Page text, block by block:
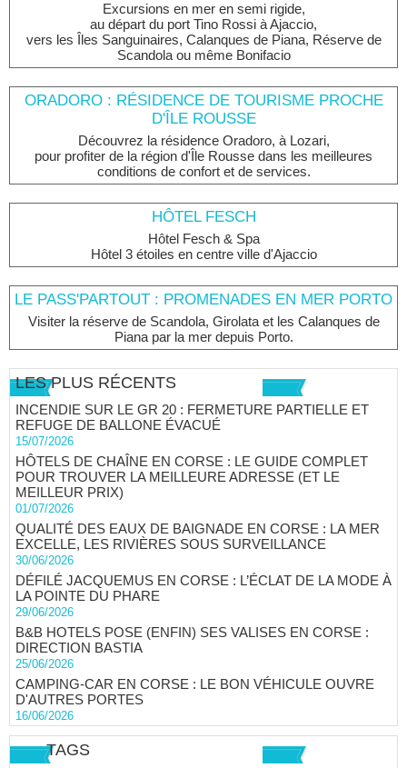
Excursions en mer en semi rigide,
au départ du port Tino Rossi à Ajaccio,
vers les Îles Sanguinaires, Calanques de Piana, Réserve de
Scandola ou même Bonifacio
ORADORO : RÉSIDENCE DE TOURISME PROCHE
D'ÎLE ROUSSE
Découvrez la résidence Oradoro, à Lozari,
pour profiter de la région d'Île Rousse dans les meilleures
conditions de confort et de services.
HÔTEL FESCH
Hôtel Fesch & Spa
Hôtel 3 étoiles en centre ville d'Ajaccio
LE PASS'PARTOUT : PROMENADES EN MER PORTO
Visiter la réserve de Scandola, Girolata et les Calanques de
Piana par la mer depuis Porto.
LES PLUS RÉCENTS
INCENDIE SUR LE GR 20 : FERMETURE PARTIELLE ET
REFUGE DE BALLONE ÉVACUÉ
15/07/2026
HÔTELS DE CHAÎNE EN CORSE : LE GUIDE COMPLET
POUR TROUVER LA MEILLEURE ADRESSE (ET LE
MEILLEUR PRIX)
01/07/2026
QUALITÉ DES EAUX DE BAIGNADE EN CORSE : LA MER
EXCELLE, LES RIVIÈRES SOUS SURVEILLANCE
30/06/2026
DÉFILÉ JACQUEMUS EN CORSE : L’ÉCLAT DE LA MODE À
LA POINTE DU PHARE
29/06/2026
B&B HOTELS POSE (ENFIN) SES VALISES EN CORSE :
DIRECTION BASTIA
25/06/2026
CAMPING-CAR EN CORSE : LE BON VÉHICULE OUVRE
D'AUTRES PORTES
16/06/2026
TAGS